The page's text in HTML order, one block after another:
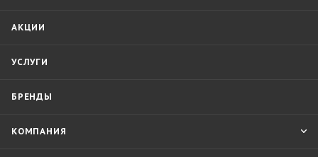
АКЦИИ
УСЛУГИ
БРЕНДЫ
КОМПАНИЯ